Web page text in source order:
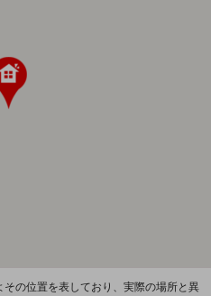
の位置を表しており、実際の場所と異